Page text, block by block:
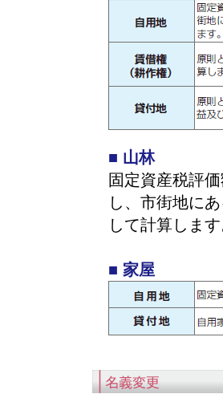
■ 山林
固定資産税評
し、市街地に
して計算します
■ 家屋